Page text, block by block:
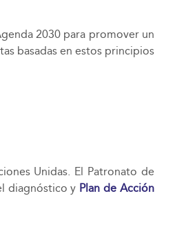
2030 para promover un
basadas en estos principios
Unidas. El Patronato de
diagnóstico y Plan de Acción